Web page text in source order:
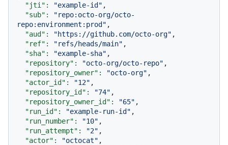
"jti":
"example-id" ,
"sub":
"repo:octo-org/octo-
repo:environment:prod" ,
"aud":
"https://github.com/octo-org" ,
"ref":
"refs/heads/main" ,
"sha":
"example-sha" ,
"repository":
"octo-org/octo-repo" ,
"repository_owner":
"octo-org" ,
"actor_id":
"12" ,
"repository_id":
"74" ,
"repository_owner_id":
"65" ,
"run_id":
"example-run-id" ,
"run_number":
"10" ,
"run_attempt":
"2" ,
"actor":
"octocat" ,